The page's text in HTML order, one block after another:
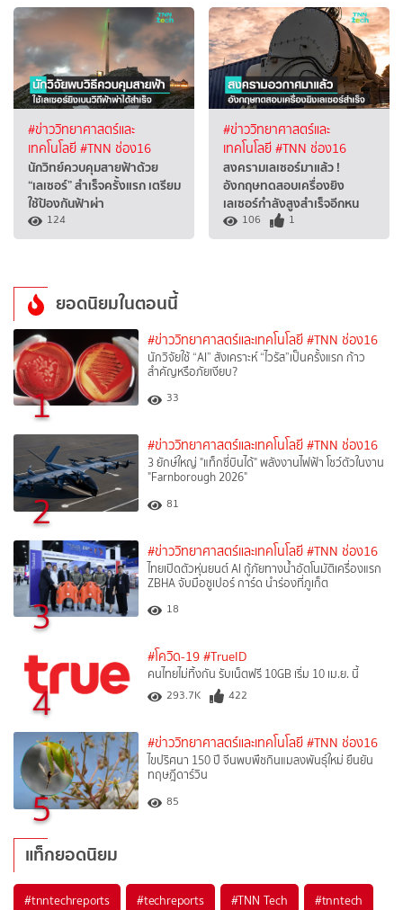
#ข่าววิทยาศาสตร์และ
เทคโนโลยี#TNN ช่อง16
นักวิทย์ควบคุมสายฟ้าด้วย
“เลเซอร์” สำเร็จครั้งแรก เตรียม
ใช้ป้องกันฟ้าผ่า
124
#ข่าววิทยาศาสตร์และ
เทคโนโลยี#TNN ช่อง16
สงครามเลเซอร์มาแล้ว !
อังกฤษทดสอบเครื่องยิง
เลเซอร์กำลังสูงสำเร็จอีกหน
106 1
ยอดนิยมในตอนนี้
1
#ข่าววิทยาศาสตร์และเทคโนโลยี #TNN ช่อง16
นักวิจัยใช้ “AI” สังเคราะห์ “ไวรัส”เป็นครั้งแรก ก้าว
สำคัญหรือภัยเงียบ?
33
2
#ข่าววิทยาศาสตร์และเทคโนโลยี #TNN ช่อง16
3 ยักษ์ใหญ่ "แท็กซี่บินได้" พลังงานไฟฟ้า โชว์ตัวในงาน
"Farnborough 2026"
81
3
#ข่าววิทยาศาสตร์และเทคโนโลยี #TNN ช่อง16
ไทยเปิดตัวหุ่นยนต์ AI กู้ภัยทางน้ำอัตโนมัติเครื่องแรก
ZBHA จับมือซูเปอร์ การ์ด นำร่องที่ภูเก็ต
18
4
#โควิด-19 #TrueID
คนไทยไม่ทิ้งกัน รับเน็ตฟรี 10GB เริ่ม 10 เม.ย. นี้
293.7K 422
5
#ข่าววิทยาศาสตร์และเทคโนโลยี #TNN ช่อง16
ไขปริศนา 150 ปี จีนพบพืชกินแมลงพันธุ์ใหม่ ยืนยัน
ทฤษฎีดาร์วิน
85
แท็กยอดนิยม
#tnntechreports #techreports #TNN Tech #tnntech